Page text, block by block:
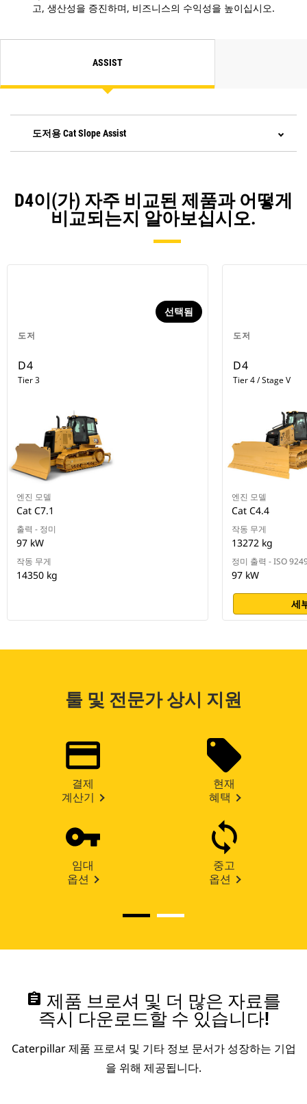
고, 생산성을 증진하며, 비즈니스의 수익성을 높이십시오.
ASSIST
도저용 Cat Slope Assist
D4이(가) 자주 비교된 제품과 어떻게
비교되는지 알아보십시오.
도저
선택됨
D4
Tier 3
엔진 모델
Cat C7.1
출력 - 정미
97 kW
작동 무게
14350 kg
도저
D4
Tier 4 / Stage V
엔진 모델
Cat C4.4
작동 무게
13272 kg
정미 출력 - ISO
97 kW
세
툴 및 전문가 상시 지원
결제
계산기
현재
혜택
임대
옵션
중고
옵션
assignment 제품 브로셔 및 더 많은 자료를
즉시 다운로드할 수 있습니다!
Caterpillar 제품 프로셔 및 기타 정보 문서가 성장하는 기업
을 위해 제공됩니다.